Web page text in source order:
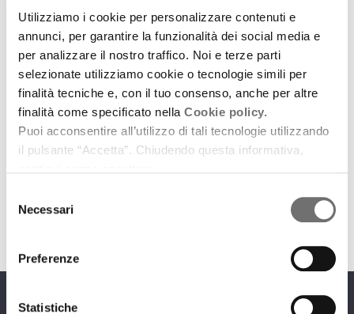
Utilizziamo i cookie per personalizzare contenuti e
annunci, per garantire la funzionalità dei social media e
per analizzare il nostro traffico. Noi e terze parti
selezionate utilizziamo cookie o tecnologie simili per
finalità tecniche e, con il tuo consenso, anche per altre
finalità come specificato nella Cookie policy.
Puoi acconsentire all’utilizzo di tali tecnologie utilizzando
il pulsante “Accetta”. Chiudendo questa informativa,
delNecessari
Preferenze
Statistiche
Emilia-Romagna Music Commission
Quasi mai Luca Mazzieri… Luca Mazzieri Quasi Mai
2 dicembre 2022